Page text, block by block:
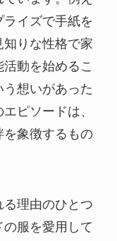
イズで手紙を
りな性格で家
動を始めるこ
想いがあった
ピソードは、
を象徴するもの
理由のひとつ
服を愛用して